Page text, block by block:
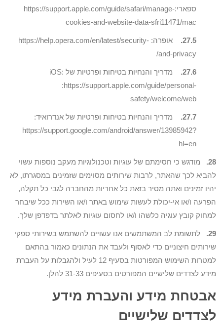
ספארי:https://support.apple.com/guide/safari/manage-
cookies-and-website-data-sfri11471/mac
27.5.
אופרה: https://help.opera.com/en/latest/security-
and-privacy/
27.6.
מדריך והנחיות בטיחות ופרטיות של iOS:
:https://support.apple.com/guide/personal-
safety/welcome/web
27.7.
מדריך והנחיות בטיחות ופרטיות של אנדרואיד:
https://support.google.com/android/answer/13985942?
hl=en
28.
מודגש כי חסימתם של עוגיות וטכנולוגיות מעקב נוספות עשוי
להביא לכך שהאתר, לרבות שירותים מסוימים שזמינים במסגרתו, לא
יהיו זמינים ואתה מסיר בזאת כל אחריות מהחברה לגבי כל תקלה,
הפרעה ו/או אי-יכולת לעשות שימוש באתר ו/או השירות ככל שיבחר
למחוק קובץ עוגיה כלשהו ו/או לחסום עוגיות לאלתר בדפדפן שלך.
29.
לתשומת לב המשתמשים אנו עשויים להשתמש בשירותי ספקי
שירותים חיצוניים כדי לאסוף ולעבד את הנתונים כאמור בהתאם
למטרות השימוש המפורטות בסעיף 12 לעיל ולהגבלות על העברת
מידע לצדדים שלישיים המפורטים בסעיפים 31-33 להלן.
אבטחת מידע והעברת מידע
לצדדים שלישיים